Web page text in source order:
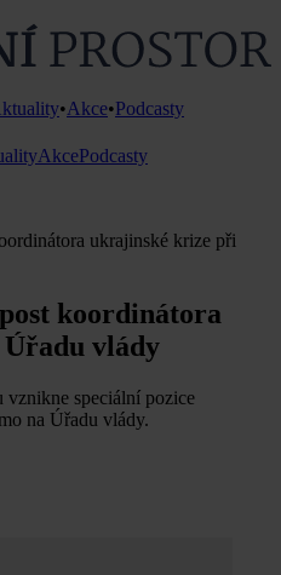
•Akce•Podcasty
AkcePodcasty
ukrajinské krize při
koordinátora
vlády
speciální pozice
na Úřadu vlády.